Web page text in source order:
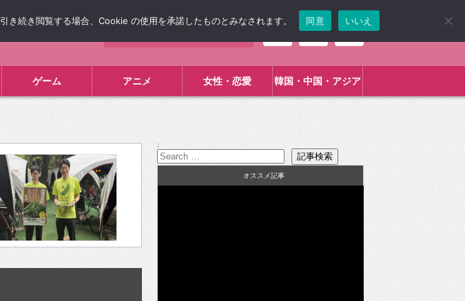
ゲーム アニメ 女性・恋愛 韓国・中国・アジア
:
オススメ記事
続き閲覧する場合、Cookie の使用を承諾したものとみなされます。 同意 いいえ